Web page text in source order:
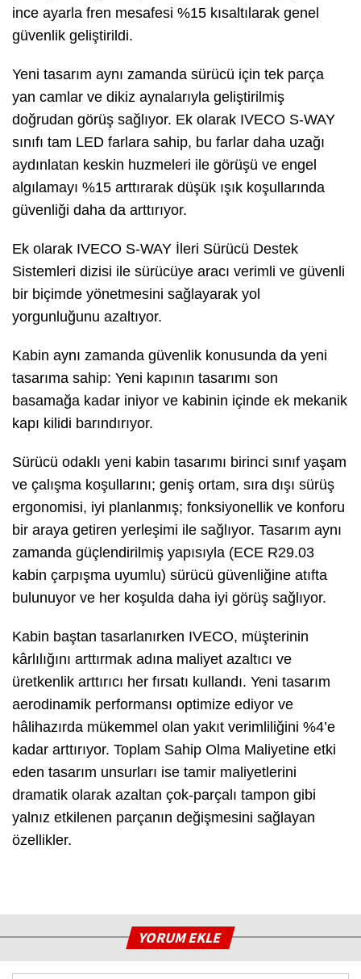
ince ayarla fren mesafesi %15 kısaltılarak genel
güvenlik geliştirildi.
Yeni tasarım aynı zamanda sürücü için tek parça
yan camlar ve dikiz aynalarıyla geliştirilmiş
doğrudan görüş sağlıyor. Ek olarak IVECO S-WAY
sınıfı tam LED farlara sahip, bu farlar daha uzağı
aydınlatan keskin huzmeleri ile görüşü ve engel
algılamayı %15 arttırarak düşük ışık koşullarında
güvenliği daha da arttırıyor.
Ek olarak IVECO S-WAY İleri Sürücü Destek
Sistemleri dizisi ile sürücüye aracı verimli ve güvenli
bir biçimde yönetmesini sağlayarak yol
yorgunluğunu azaltıyor.
Kabin aynı zamanda güvenlik konusunda da yeni
tasarıma sahip: Yeni kapının tasarımı son
basamağa kadar iniyor ve kabinin içinde ek mekanik
kapı kilidi barındırıyor.
Sürücü odaklı yeni kabin tasarımı birinci sınıf yaşam
ve çalışma koşullarını; geniş ortam, sıra dışı sürüş
ergonomisi, iyi planlanmış; fonksiyonellik ve konforu
bir araya getiren yerleşimi ile sağlıyor. Tasarım aynı
zamanda güçlendirilmiş yapısıyla (ECE R29.03
kabin çarpışma uyumlu) sürücü güvenliğine atıfta
bulunuyor ve her koşulda daha iyi görüş sağlıyor.
Kabin baştan tasarlanırken IVECO, müşterinin
kârlılığını arttırmak adına maliyet azaltıcı ve
üretkenlik arttırıcı her fırsatı kullandı. Yeni tasarım
aerodinamik performansı optimize ediyor ve
hâlihazırda mükemmel olan yakıt verimliliğini %4’e
kadar arttırıyor. Toplam Sahip Olma Maliyetine etki
eden tasarım unsurları ise tamir maliyetlerini
dramatik olarak azaltan çok-parçalı tampon gibi
yalnız etkilenen parçanın değişmesini sağlayan
özellikler.
YORUM EKLE